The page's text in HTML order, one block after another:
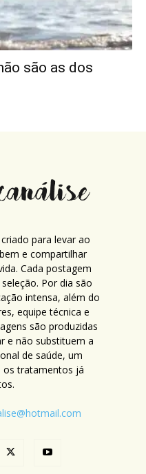
são as dos
para levar ao
e compartilhar
Cada postagem
Por dia são
intensa, além do
equipe técnica e
são produzidas
e não substituem a
de saúde, um
os tratamentos já